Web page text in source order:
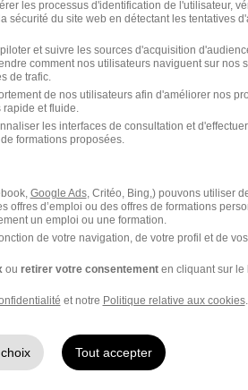
Conseils et
les processus d'identification de l'utilisateur,
sécurité du site web en détectant les tentatives
et suivre les sources d'acquisition
comment nos utilisateurs naviguent sur nos
de trafic.
de nos utilisateurs afin d'améliorer nos
et fluide.
les interfaces de consultation et
formations proposées.
Google Ads, Critéo, Bing,) pouvons utiliser
offres d’emploi ou des offres de formations
un emploi ou une formation.
de votre navigation, de votre profil et de
ou retirer votre consentementen cliquant sur le
et notre Politique relative aux cookies.
Tout accepter